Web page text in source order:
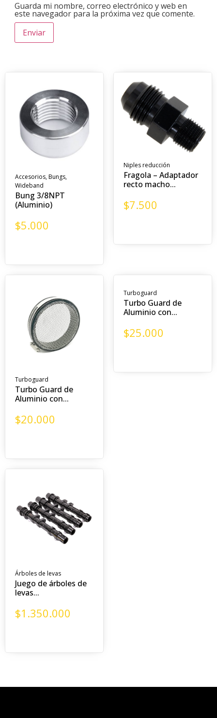
Guarda mi nombre, correo electrónico y web en
este navegador para la próxima vez que comente.
Accesorios,Bungs,
Wideband
Bung 3/8NPT
(Aluminio)
$5.000
Niples reducción
Fragola – Adaptador
recto macho...
$7.500
Turboguard
Turbo Guard de
Aluminio con...
$20.000
Turboguard
Turbo Guard de
Aluminio con...
$25.000
Árboles de levas
Juego de árboles de
levas...
$1.350.000